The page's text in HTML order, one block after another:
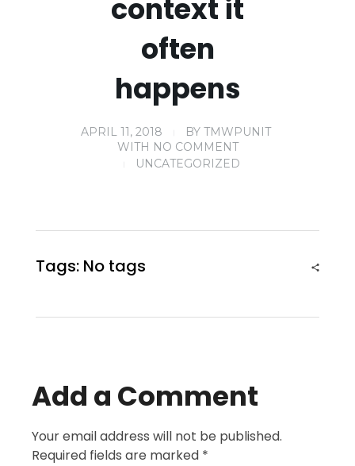
context it
often
happens
APRIL 11, 2018 BY TMWPUNIT
WITH NO COMMENT
UNCATEGORIZED
Tags: No tags
Add a Comment
Your email address will not be published.
Required fields are marked *